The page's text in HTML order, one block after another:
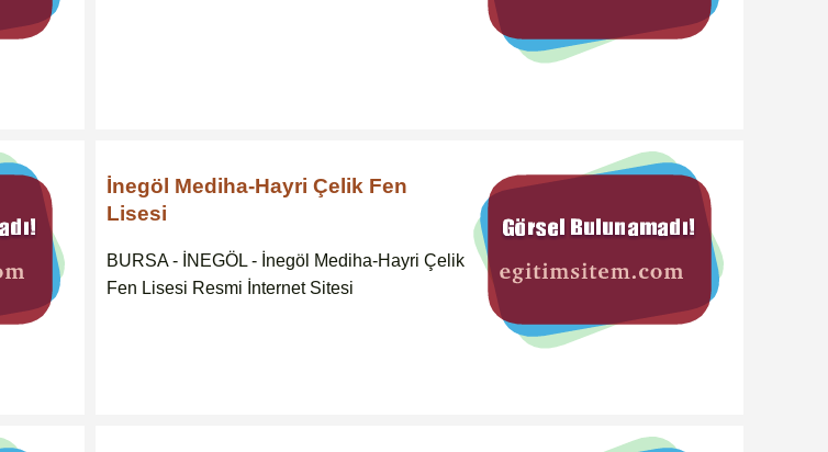
İnegöl Mediha-Hayri Çelik Fen
Lisesi
BURSA - İNEGÖL - İnegöl Mediha-Hayri Çelik
Fen Lisesi Resmi İnternet Sitesi